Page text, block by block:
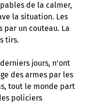
de la calmer,
la situation. Les
un couteau. La
tirs.
jours, n’ont
des armes par les
tout le monde part
policiers